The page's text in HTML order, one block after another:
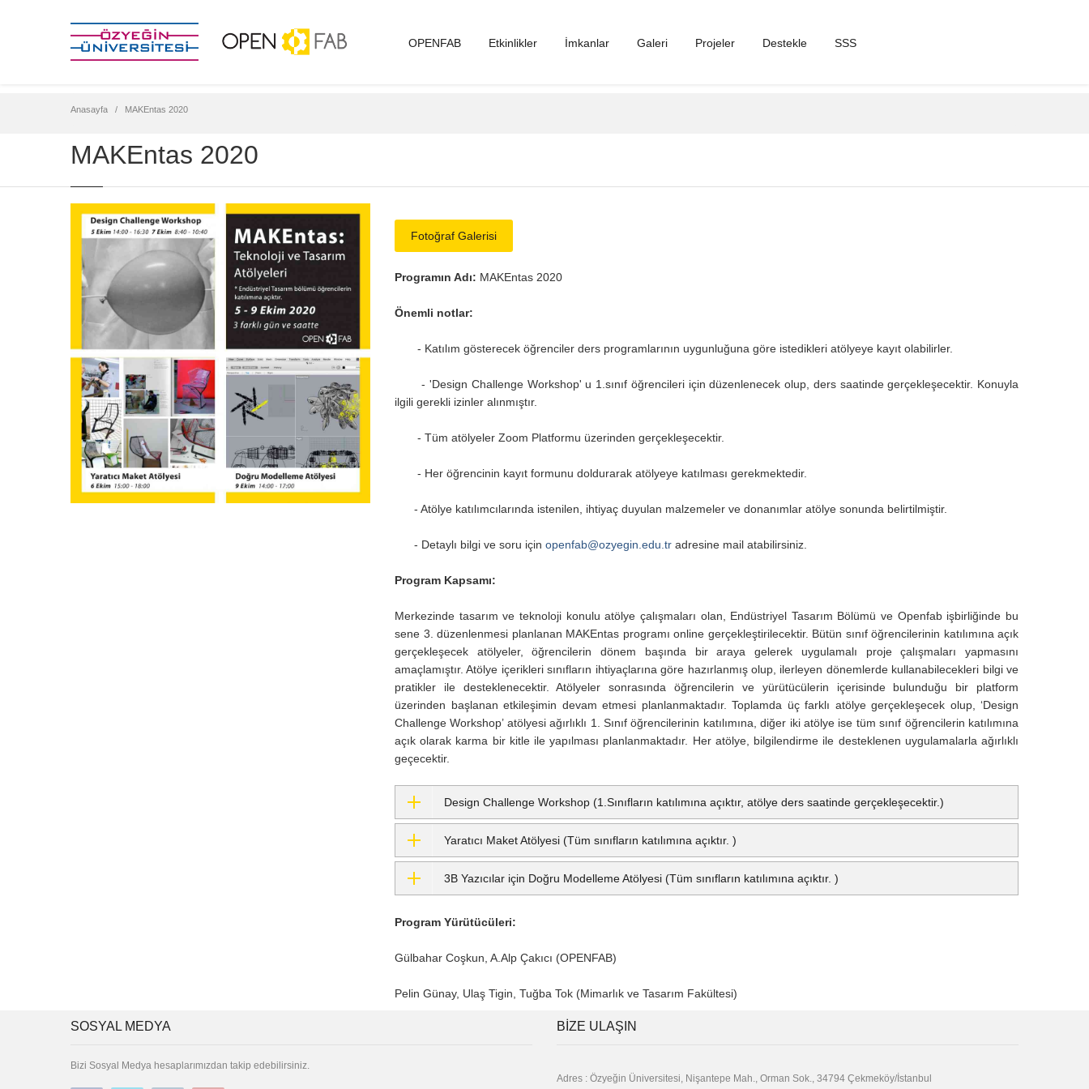
OPENFAB Etkinlikler İmkanlar Galeri Projeler Destekle SSS
Anasayfa MAKEntas 2020
MAKEntas 2020
Fotoğraf Galerisi
Programın Adı: MAKEntas 2020
Önemli notlar:
- Katılım gösterecek öğrenciler ders programlarının uygunluğuna göre istedikleri atölyeye kayıt olabilirler.
- 'Design Challenge Workshop' u 1.sınıf öğrencileri için düzenlenecek olup, ders saatinde gerçekleşecektir. Konuyla
ilgili gerekli izinler alınmıştır.
- Tüm atölyeler Zoom Platformu üzerinden gerçekleşecektir.
- Her öğrencinin kayıt formunu doldurarak atölyeye katılması gerekmektedir.
- Atölye katılımcılarında istenilen, ihtiyaç duyulan malzemeler ve donanımlar atölye sonunda belirtilmiştir.
- Detaylı bilgi ve soru için openfab@ozyegin.edu.tr adresine mail atabilirsiniz.
Program Kapsamı:
Merkezinde tasarım ve teknoloji konulu atölye çalışmaları olan, Endüstriyel Tasarım Bölümü ve Openfab işbirliğinde bu
sene 3. düzenlenmesi planlanan MAKEntas programı online gerçekleştirilecektir. Bütün sınıf öğrencilerinin katılımına açık
gerçekleşecek atölyeler, öğrencilerin dönem başında bir araya gelerek uygulamalı proje çalışmaları yapmasını
amaçlamıştır. Atölye içerikleri sınıfların ihtiyaçlarına göre hazırlanmış olup, ilerleyen dönemlerde kullanabilecekleri bilgi ve
pratikler ile desteklenecektir. Atölyeler sonrasında öğrencilerin ve yürütücülerin içerisinde bulunduğu bir platform
üzerinden başlanan etkileşimin devam etmesi planlanmaktadır. Toplamda üç farklı atölye gerçekleşecek olup, ‘Design
Challenge Workshop’ atölyesi ağırlıklı 1. Sınıf öğrencilerinin katılımına, diğer iki atölye ise tüm sınıf öğrencilerin katılımına
açık olarak karma bir kitle ile yapılması planlanmaktadır. Her atölye, bilgilendirme ile desteklenen uygulamalarla ağırlıklı
geçecektir.
Design Challenge Workshop (1.Sınıfların katılımına açıktır, atölye ders saatinde gerçekleşecektir.)
Yaratıcı Maket Atölyesi (Tüm sınıfların katılımına açıktır. )
3B Yazıcılar için Doğru Modelleme Atölyesi (Tüm sınıfların katılımına açıktır. )
Program Yürütücüleri:
Gülbahar Coşkun, A.Alp Çakıcı (OPENFAB)
Pelin Günay, Ulaş Tigin, Tuğba Tok (Mimarlık ve Tasarım Fakültesi)
SOSYAL MEDYA
Bizi Sosyal Medya hesaplarımızdan takip edebilirsiniz.
BIZE ULAŞIN
Adres : Özyeğin Üniversitesi, Nişantepe Mah., Orman Sok., 34794 Çekmeköy/İstanbul